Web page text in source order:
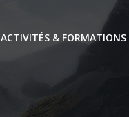
ACTIVITÉS & FORMATIONS